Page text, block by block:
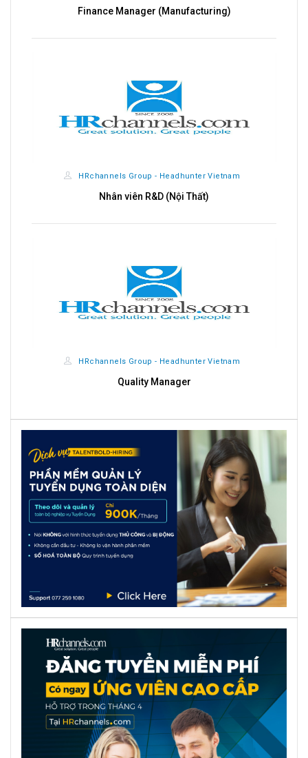
Quality Manager (Electrical)
HRchannels Group - Headhunter Vietnam
Import - Export & Sales Admin Executive
HRchannels Group - Headhunter Vietnam
Giám Sát Ca Sản Xuất